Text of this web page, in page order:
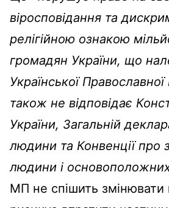
віросповідання та
релігійною ознакою
громадян України, що
Української
також не відповідає
України, Загальній
людини та Конвенції про
людини і
МП не спішить